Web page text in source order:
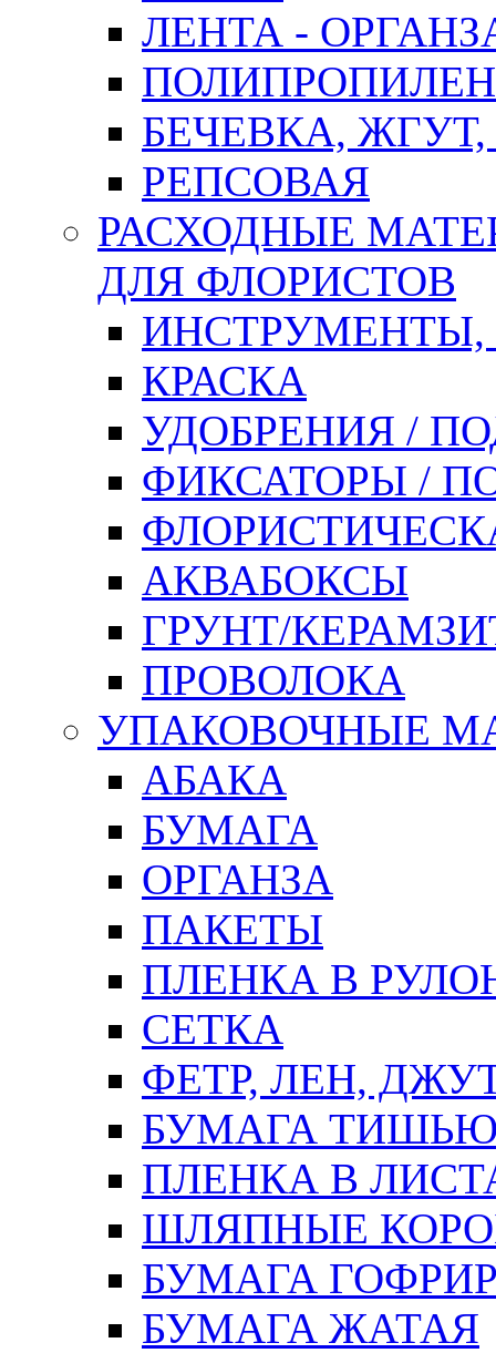
ЛЕНТА -
БЕЧЕВКА,
РЕПСОВАЯ
РАСХОДНЫЕ
ДЛЯ ФЛОРИСТОВ
ИНСТРУМЕНТЫ,
КРАСКА
УДОБРЕНИЯ /
ФИКСАТОРЫ /
АКВАБОКСЫ
ГРУНТ/
ПРОВОЛОКА
УПАКОВОЧНЫЕ
АБАКА
БУМАГА
ОРГАНЗА
ПАКЕТЫ
ПЛЕНКА В
СЕТКА
ФЕТР, ЛЕН,
БУМАГА
ПЛЕНКА В
ШЛЯПНЫЕ
БУМАГА
БУМАГА ЖАТАЯ